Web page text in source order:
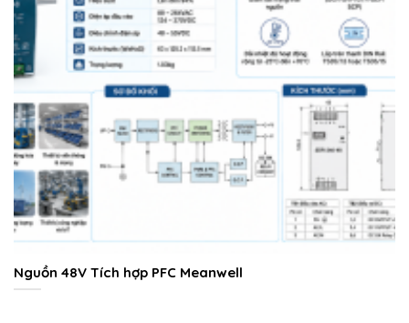
Nguồn 48V Tích hợp PFC Meanwell